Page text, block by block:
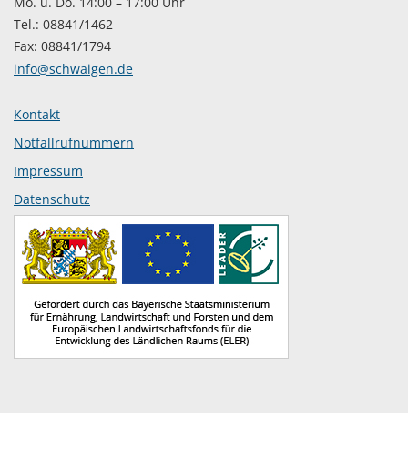
Tel.: 08841/1462
Fax: 08841/1794
info@schwaigen.de
Kontakt
Notfallrufnummern
Impressum
Datenschutz